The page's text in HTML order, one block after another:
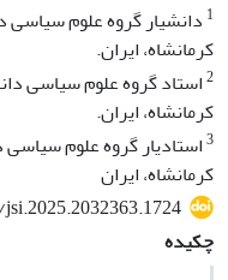
1 دانشیار گروه علوم سیاسی
کرمانشاه، ایران.
2استاد گروه علوم سیاسی
کرمانشاه، ایران.
3استادیار گروه علوم
کرمانشاه، ایران
چکیده